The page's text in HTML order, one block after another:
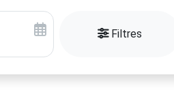
Filtres